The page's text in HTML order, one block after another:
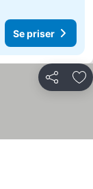
Se priser
Del